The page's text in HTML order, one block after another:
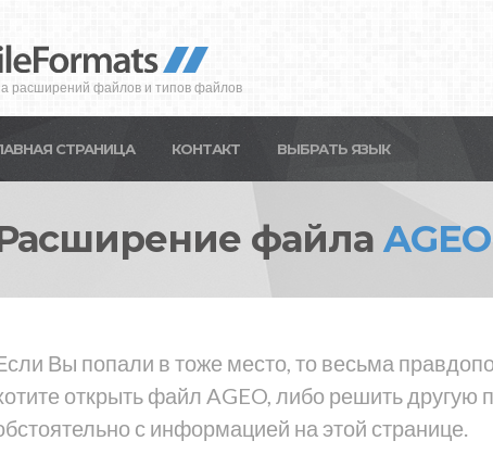
расширений файлов и типов файлов
СТРАНИЦА КОНТАКТ ВЫБРАТЬ ЯЗЫК
файла AGEO
Вы попали в тоже место, то весьма
открыть файл AGEO, либо решить
с информацией на этой странице.